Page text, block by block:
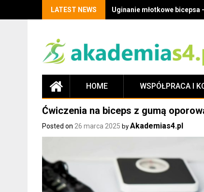
LATEST NEWS Uginanie młotkowe bicepsa
HOME WSPÓŁPRACA I
Ćwiczenia na biceps z gumą
Posted on 26 marca 2025 by Akademias4.pl